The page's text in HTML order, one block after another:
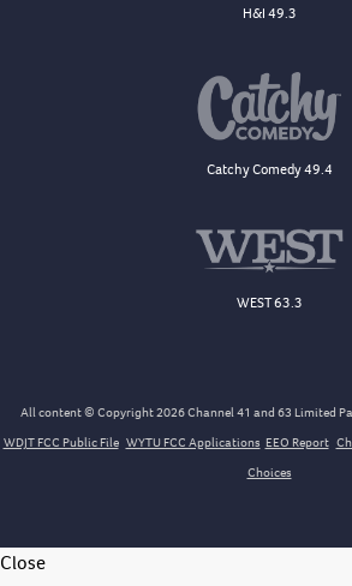
H&I 49.3
Catchy Comedy 49.4
WEST 63.3
All content © Copyright 2026 Channel 41 and 63 Limited
WDJT FCC Public File WYTU FCC Applications EEO Report
Choices
Close